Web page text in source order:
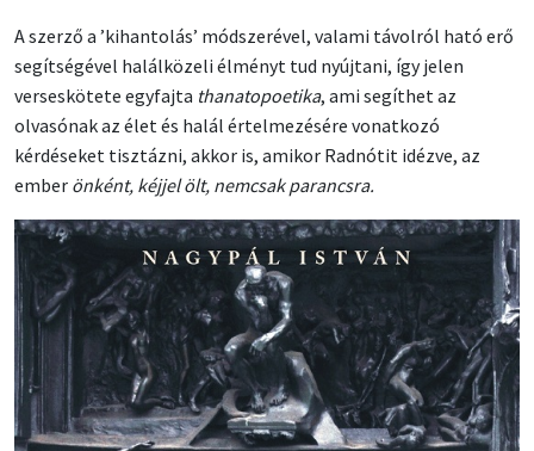
A szerző a ’kihantolás’ módszerével, valami távolról ható erő
segítségével halálközeli élményt tud nyújtani, így jelen
verseskötete egyfajta thanatopoetika, ami segíthet az
olvasónak az élet és halál értelmezésére vonatkozó
kérdéseket tisztázni, akkor is, amikor Radnótit idézve, az
ember önként, kéjjel ölt, nemcsak parancsra.